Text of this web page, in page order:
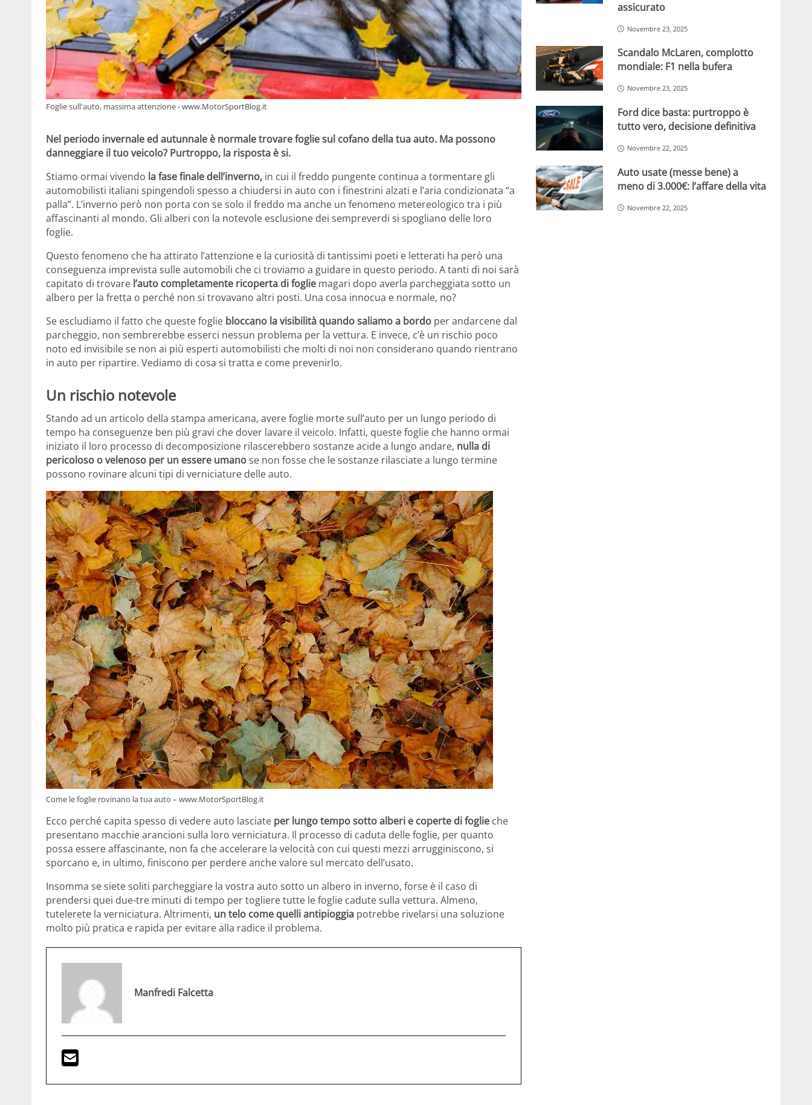
Foglie sull'auto, massima attenzione - www.MotorSportBlog.it
Nel periodo invernale ed autunnale è normale trovare foglie sul cofano della tua auto. Ma possono
danneggiare il tuo veicolo? Purtroppo, la risposta è si.
Stiamo ormai vivendo la fase finale dell’inverno, in cui il freddo pungente continua a tormentare gli
automobilisti italiani spingendoli spesso a chiudersi in auto con i finestrini alzati e l’aria condizionata “a
palla”. L’inverno però non porta con se solo il freddo ma anche un fenomeno metereologico tra i più
affascinanti al mondo. Gli alberi con la notevole esclusione dei sempreverdi si spogliano delle loro
foglie.
Questo fenomeno che ha attirato l’attenzione e la curiosità di tantissimi poeti e letterati ha però una
conseguenza imprevista sulle automobili che ci troviamo a guidare in questo periodo. A tanti di noi sarà
capitato di trovare l’auto completamente ricoperta di foglie magari dopo averla parcheggiata sotto un
albero per la fretta o perché non si trovavano altri posti. Una cosa innocua e normale, no?
Se escludiamo il fatto che queste foglie bloccano la visibilità quando saliamo a bordo per andarcene dal
parcheggio, non sembrerebbe esserci nessun problema per la vettura. E invece, c’è un rischio poco
noto ed invisibile se non ai più esperti automobilisti che molti di noi non considerano quando rientrano
in auto per ripartire. Vediamo di cosa si tratta e come prevenirlo.
Un rischio notevole
Stando ad un articolo della stampa americana, avere foglie morte sull’auto per un lungo periodo di
tempo ha conseguenze ben più gravi che dover lavare il veicolo. Infatti, queste foglie che hanno ormai
iniziato il loro processo di decomposizione rilascerebbero sostanze acide a lungo andare, nulla di
pericoloso o velenoso per un essere umanose non fosse che le sostanze rilasciate a lungo termine
possono rovinare alcuni tipi di verniciature delle auto.
Come le foglie rovinano la tua auto – www.MotorSportBlog.it
Ecco perché capita spesso di vedere auto lasciate per lungo tempo sotto alberi e coperte di foglie che
presentano macchie arancioni sulla loro verniciatura. Il processo di caduta delle foglie, per quanto
possa essere affascinante, non fa che accelerare la velocità con cui questi mezzi arrugginiscono, si
sporcano e, in ultimo, finiscono per perdere anche valore sul mercato dell’usato.
Insomma se siete soliti parcheggiare la vostra auto sotto un albero in inverno, forse è il caso di
prendersi quei due-tre minuti di tempo per togliere tutte le foglie cadute sulla vettura. Almeno,
tutelerete la verniciatura. Altrimenti, un telo come quelli antipioggia potrebbe rivelarsi una soluzione
molto più pratica e rapida per evitare alla radice il problema.
Manfredi Falcetta
assicurato
Novembre 23, 2025
Scandalo McLaren, complotto
mondiale: F1 nella bufera
Novembre 23, 2025
Ford dice basta: purtroppo è
tutto vero, decisione definitiva
Novembre 22, 2025
Auto usate (messe bene) a
meno di 3.000€: l’affare della vita
Novembre 22, 2025